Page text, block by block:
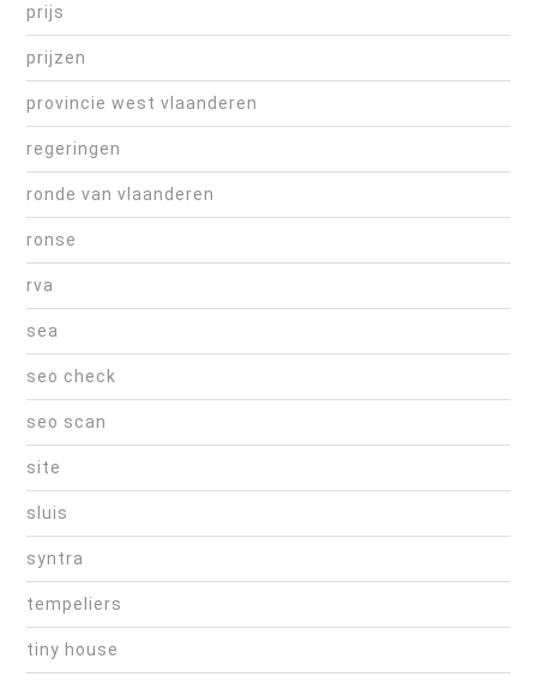
prijs
prijzen
provincie west vlaanderen
regeringen
ronde van vlaanderen
ronse
rva
sea
seo check
seo scan
site
sluis
syntra
tempeliers
tiny house